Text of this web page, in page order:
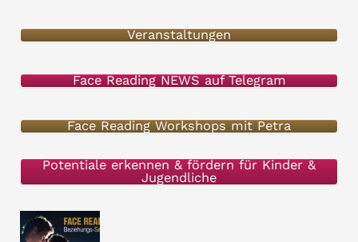
e
n
c
h
:
Veranstaltungen
Face Reading NEWS auf Telegram
Face Reading Workshops mit Petra
Potentiale erkennen & fördern für Kinder &
Jugendliche